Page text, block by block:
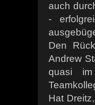
auch
-
Den
Andrew
quasi
Hat